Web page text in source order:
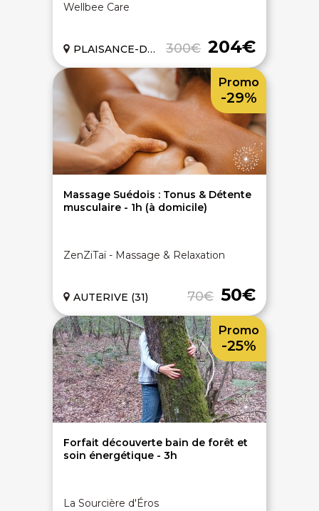
Wellbee Care
300€ 204€
PLAISANCE-DU-TOUCH (31)
Massage Suédois : Tonus & Détente
musculaire - 1h (à domicile)
ZenZiTaï - Massage & Relaxation
70€ 50€
AUTERIVE (31)
Promo
-29%
Forfait découverte bain de forêt et
soin énergétique - 3h
La Sourcière d'Éros
Promo
-25%